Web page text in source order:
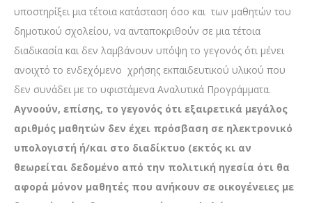
υποστηρίξει μια τέτοια κατάσταση όσο και των μαθητών του
δημοτικού σχολείου, να ανταποκριθούν σε μια τέτοια
διαδικασία και δεν λαμβάνουν υπόψη το γεγονός ότι μένει
ανοιχτό το ενδεχόμενο χρήσης εκπαιδευτικού υλικού που
δεν συνάδει με το υφιστάμενα Αναλυτικά Προγράμματα.
Αγνοούν, επίσης, το γεγονός ότι εξαιρετικά μεγάλος
αριθμός μαθητών δεν έχει πρόσβαση σε ηλεκτρονικό
υπολογιστή ή/και στο διαδίκτυο (εκτός κι αν
θεωρείται δεδομένο από την πολιτική ηγεσία ότι θα
αφορά μόνον μαθητές που ανήκουν σε οικογένειες με